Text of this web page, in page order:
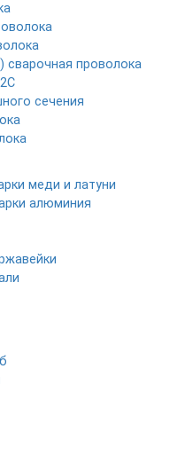
проволока
сечения
меди и латуни
алюминия